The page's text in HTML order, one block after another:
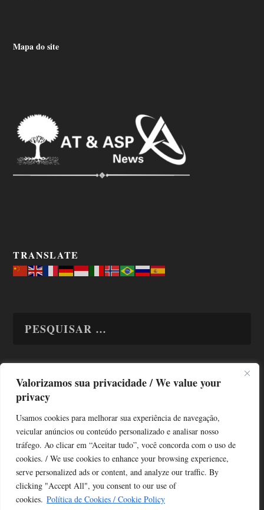
Valorizamos sua privacidade / We value your
privacy
Usamos cookies para melhorar sua experiência de navegação,
veicular anúncios ou conteúdo personalizado e analisar nosso
tráfego. Ao clicar em “Aceitar tudo”, você concorda com o uso de
cookies. / We use cookies to enhance your browsing experience,
serve personalized ads or content, and analyze our traffic. By
clicking "Accept All", you consent to our use of
cookies. Política de Cookies / Cookie Policy
Mapa do site
TRANSLATE
TODAS OS ASSUNTOS
Copyright © Alô Tatuapé 2013 / 2026
Desenvolvido por ALOSP MKT DIGITAL